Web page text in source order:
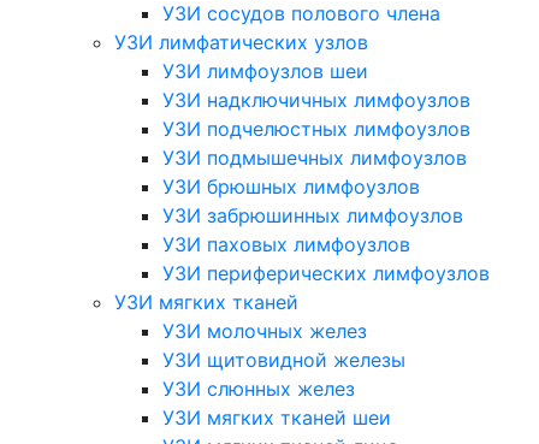
УЗИ сосудов полового члена
УЗИ лимфатических узлов
УЗИ лимфоузлов шеи
УЗИ надключичных лимфоузлов
УЗИ подчелюстных лимфоузлов
УЗИ подмышечных лимфоузлов
УЗИ брюшных лимфоузлов
УЗИ забрюшинных лимфоузлов
УЗИ паховых лимфоузлов
УЗИ периферических лимфоузлов
УЗИ мягких тканей
УЗИ молочных желез
УЗИ щитовидной железы
УЗИ слюнных желез
УЗИ мягких тканей шеи